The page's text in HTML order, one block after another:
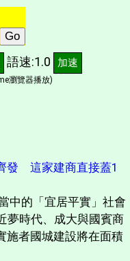
語速:1.0 加速
瀏覽器播放)
發 這家建商直接蓋1
中的「宜居平實」社會
夢時代、成大與國賓商
施者國城建設將在面積